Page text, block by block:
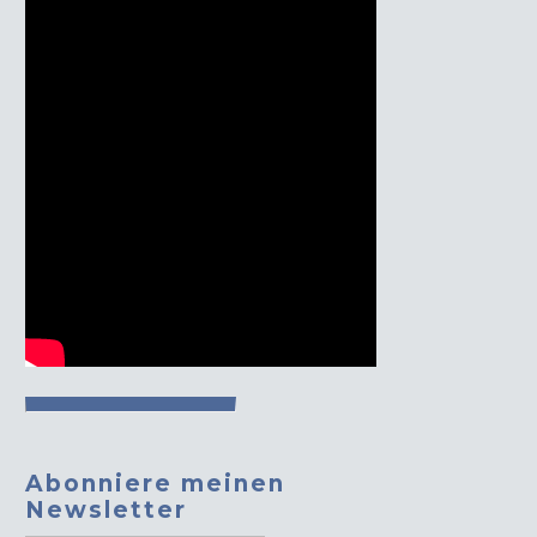
Abonniere meinen
Newsletter